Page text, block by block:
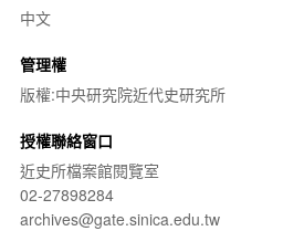
中文
管理權
版權:中央研究院近代史研究所
授權聯絡窗口
近史所檔案館閱覽室
02-27898284
archives@gate.sinica.edu.tw